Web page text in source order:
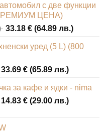
was:
51.64 €
(101.00
е:
(49.99
с две функции
ЦЕНА)
Original
was:
(129.01
33.18 €(64.89 лв.)
е:
уред (5 L) (800
Original
was:
50.62 €
33.69 €(65.89 лв.)Текущата
е:
33.69 €
за кафе и ядки - nima
Original
25.56 €
14.83 €(29.00 лв.)Текущата